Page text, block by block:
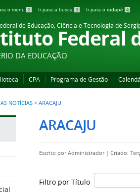
o menu 2 Ir para a busca 3 Ir para o rodapé 4
de Educação, Ciência e Tecnologia de
Federal
DA EDUCAÇÃO
CPA Programa de Gestão
NOTÍCIAS > ARACAJU
ARACAJU
Escrito porAdministrador | Criado:
Filtro por Título